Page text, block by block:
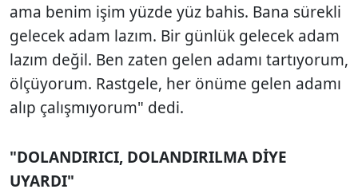
ama benim işim yüzde yüz bahis. Bana sürekli
gelecek adam lazım. Bir günlük gelecek adam
lazım değil. Ben zaten gelen adamı tartıyorum,
ölçüyorum. Rastgele, her önüme gelen adamı
alıp çalışmıyorum" dedi.
"DOLANDIRICI, DOLANDIRILMA DİYE
UYARDI"